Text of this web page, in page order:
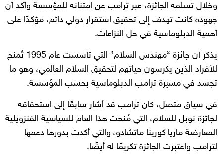
وخلال تسلمه الجائزة، عبر ترامب عن امتنانه للمؤسسة وأكد أن
جهوده كانت تهدف إلى تحقيق استقرار دولي دائم، مؤكدًا على
أهمية الدبلوماسية في حل النزاعات.
يذكر أن جائزة “مهندس السلام” التي تأسست عام 1995 تُمنح
للأفراد الذين يكرسون حياتهم لتحقيق السلام العالمي، وهو ما
تجسد في مسيرة ترامب الدبلوماسية بحسب المؤسسة.
في سياق متصل، كان ترامب قد أشار سابقًا إلى استحقاقه
لجائزة نوبل للسلام، التي مُنحت هذا العام للسياسية الفنزويلية
المعارضة ماريا كورينا ماتشادو، والتي أكدت بدورها دعمها
لترامب واعتبرت الجائزة تكريمًا له أيضًا.